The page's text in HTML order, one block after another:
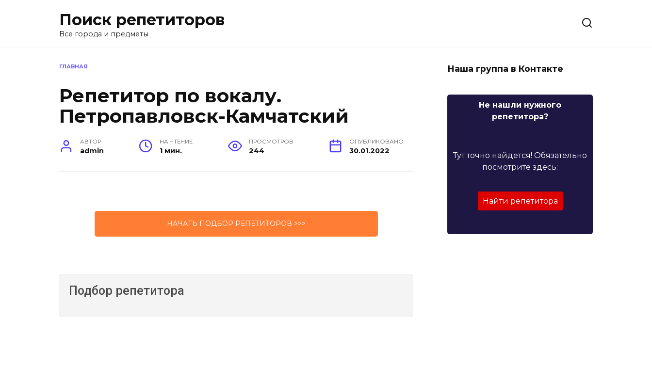
Поиск репетиторов
Все города и предметы
ГЛАВНАЯ
Репетитор по вокалу.
Петропавловск-Камчатский
АВТОР
admin
НА ЧТЕНИЕ
1 мин.
ПРОСМОТРОВ
244
ОПУБЛИКОВАНО
30.01.2022
НАЧАТЬ ПОДБОР РЕПЕТИТОРОВ >>>
Подбор репетитора
Наша группа в Контакте
Не нашли нужного
репетитора?
Тут точно найдется! Обязательно
посмотрите здесь:
Найти репетитора